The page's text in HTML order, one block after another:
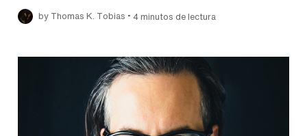
by Thomas K. Tobias • 4 minutos de lectura